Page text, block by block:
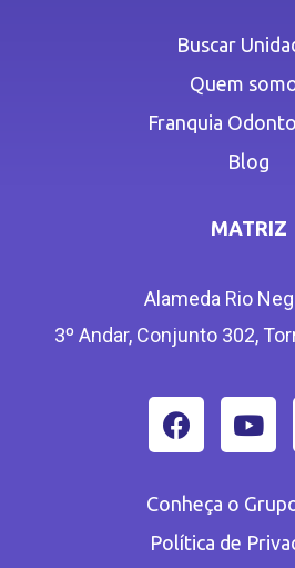
Buscar
Quem
Franquia
Blog
MATRIZ
Alameda Rio
3º Andar, Conjunto 302,
Conheça o
Política de